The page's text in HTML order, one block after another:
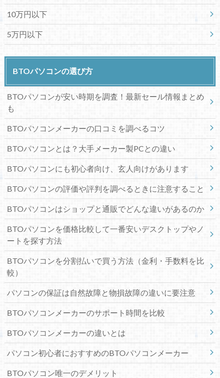
10万円以下
5万円以下
BTOパソコンの選び方
BTOパソコンが安い時期を調査！最新セール情報まとめ
も
BTOパソコンメーカーの口コミを調べるコツ
BTOパソコンとは？大手メーカー製PCとの違い
BTOパソコンにも初心者向け、玄人向けがあります
BTOパソコンの評価や評判を調べるときに注意すること
BTOパソコンはショップと通販でどんな違いがあるのか
BTOパソコンを価格比較して一番安いデスクトップやノ
ートを探す方法
BTOパソコンを分割払いで買う方法（金利・手数料を比
較）
パソコンの保証は自然故障と物損故障の違いに要注意
BTOパソコンメーカーのサポート時間を比較
BTOパソコンメーカーの違いとは
パソコン初心者におすすめのBTOパソコンメーカー
BTOパソコン唯一のデメリット